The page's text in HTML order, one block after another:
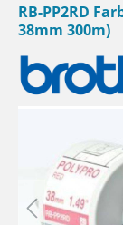
RB-PP2RD
38mm 300m)